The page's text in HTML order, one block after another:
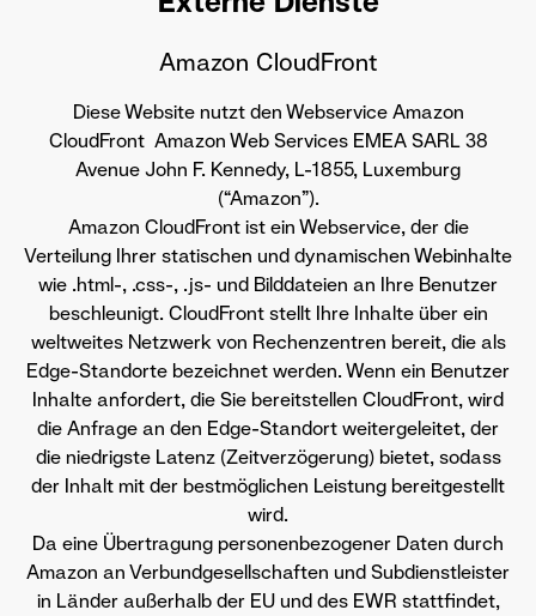
Amazon CloudFront
Diese Website nutzt den Webservice Amazon
CloudFront Amazon Web Services EMEA SARL 38
Avenue John F. Kennedy, L-1855, Luxemburg
(“Amazon”).
Amazon CloudFront ist ein Webservice, der die
Verteilung Ihrer statischen und dynamischen Webinhalte
wie .html-, .css-, .js- und Bilddateien an Ihre Benutzer
beschleunigt. CloudFront stellt Ihre Inhalte über ein
weltweites Netzwerk von Rechenzentren bereit, die als
Edge-Standorte bezeichnet werden. Wenn ein Benutzer
Inhalte anfordert, die Sie bereitstellen CloudFront, wird
die Anfrage an den Edge-Standort weitergeleitet, der
die niedrigste Latenz (Zeitverzögerung) bietet, sodass
der Inhalt mit der bestmöglichen Leistung bereitgestellt
wird.
Da eine Übertragung personenbezogener Daten durch
Amazon an Verbundgesellschaften und Subdienstleister
in Länder außerhalb der EU und des EWR stattfindet,